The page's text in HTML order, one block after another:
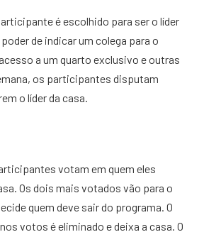
é escolhido para ser o líder
de indicar um colega para o
a um quarto exclusivo e outras
os participantes disputam
o líder da casa.
votam em quem eles
Os dois mais votados vão para o
quem deve sair do programa. O
votos é eliminado e deixa a casa. O